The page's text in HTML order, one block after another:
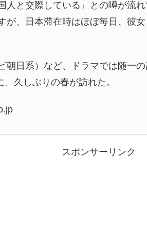
人と交際している』との噂が流
が、日本滞在時はほぼ毎日、彼
朝日系）など、ドラマでは随一
久しぶりの春が訪れた。
スポンサーリンク